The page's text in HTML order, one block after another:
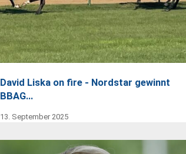
David Liska on fire - Nordstar gewinnt
BBAG…
13. September 2025